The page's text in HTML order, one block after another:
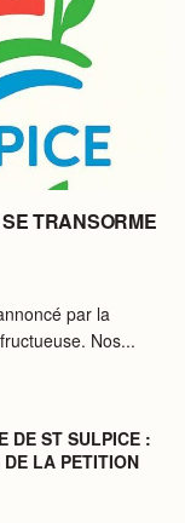
TRANSORME
par la
Nos...
DE ST SULPICE :
LA PETITION